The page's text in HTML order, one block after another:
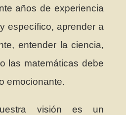
años de experiencia
específico, aprender a
entender la ciencia,
las matemáticas debe
emocionante.
visión es un